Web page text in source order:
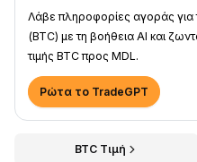
Λάβε πληροφορίες αγοράς για
(BTC) με τη βοήθεια AI και
τιμής BTC προς MDL.
Ρώτα το TradeGPT
BTC Τιμή